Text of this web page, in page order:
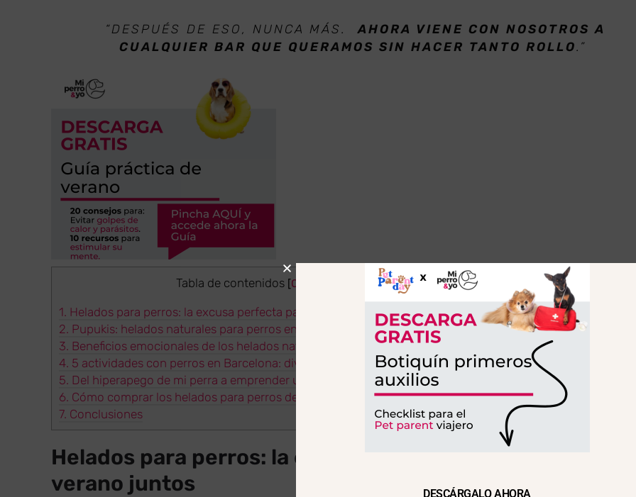
“DESPUÉS DE ESO, NUNCA MÁS.AHORA VIENE CON NOSOTROS A
CUALQUIER BAR QUE QUERAMOS SIN HACER TANTO ROLLO.”
Tabla de contenidos [Ocultar
1. Helados para perros: la excusa perfecta para disfrutar el verano juntos
2. Pupukis: helados naturales para perros en Barcelona
3. Beneficios emocionales de los helados naturales para perros
4. 5 actividades con perros en Barcelona: divertidas y refrescantes
5. Del hiperapego de mi perra a emprender un negocio a mi medida
6. Cómo comprar los helados para perros de Pupukis en Barcelona
7. Conclusiones
Helados para perros: la excusa perfecta para disfrutar el
verano juntos
DESCÁRGALO AHORA